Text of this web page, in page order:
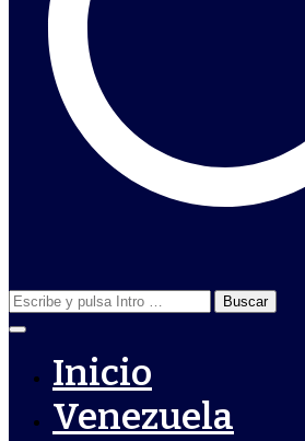
Buscar:
Inicio
Venezuela